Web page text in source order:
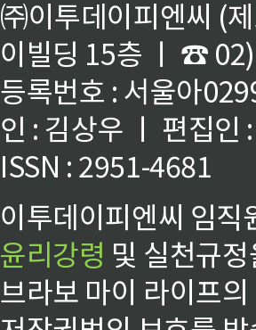
㈜이투데이피엔씨 (
이빌딩 15층 ㅣ ☎
등록번호 : 서울아
인 : 김상우 ㅣ 편집인
ISSN : 2951-4681
이투데이피엔씨 임
윤리강령 및 실천규
브라보 마이 라이프